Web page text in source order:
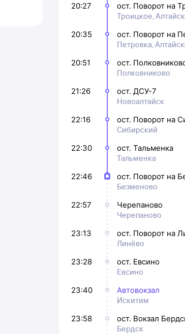
20:27
ост. Поворот на
Троицкое,
20:35
ост. Поворот на
Петровка,
20:51
ост.
Полковниково
21:26
ост. ДСУ-7
Новоалтайск
22:16
ост. Поворот на
Сибирский
22:30
ост. Тальменка
Тальменка
22:46
ост. Поворот на
Безменово
22:57
Черепаново
Черепаново
23:13
ост. Поворот на
Линёво
23:28
ост. Евсино
Евсино
23:40
Автовокзал
Искитим
23:58
ост. Вокзал
Бердск